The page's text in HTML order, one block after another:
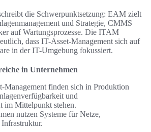
die Schwerpunktsetzung: EAM zielt
und Strategie, CMMS
auf Wartungsprozesse. Die ITAM
dass IT-Asset-Management sich auf
in der IT-Umgebung fokussiert.
in Unternehmen
Management finden sich in Produktion
und
im Mittelpunkt stehen.
nutzen Systeme für Netze,